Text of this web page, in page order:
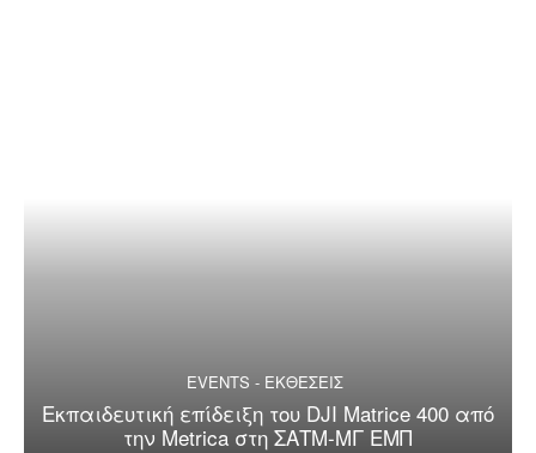
EVENTS - ΕΚΘΕΣΕΙΣ
Εκπαιδευτική επίδειξη του DJI Matrice 400 από
την Metrica στη ΣΑΤΜ-ΜΓ ΕΜΠ